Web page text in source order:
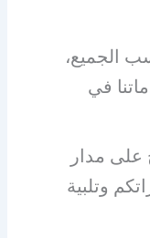
الجميع،
في
على مدار
وتلبية